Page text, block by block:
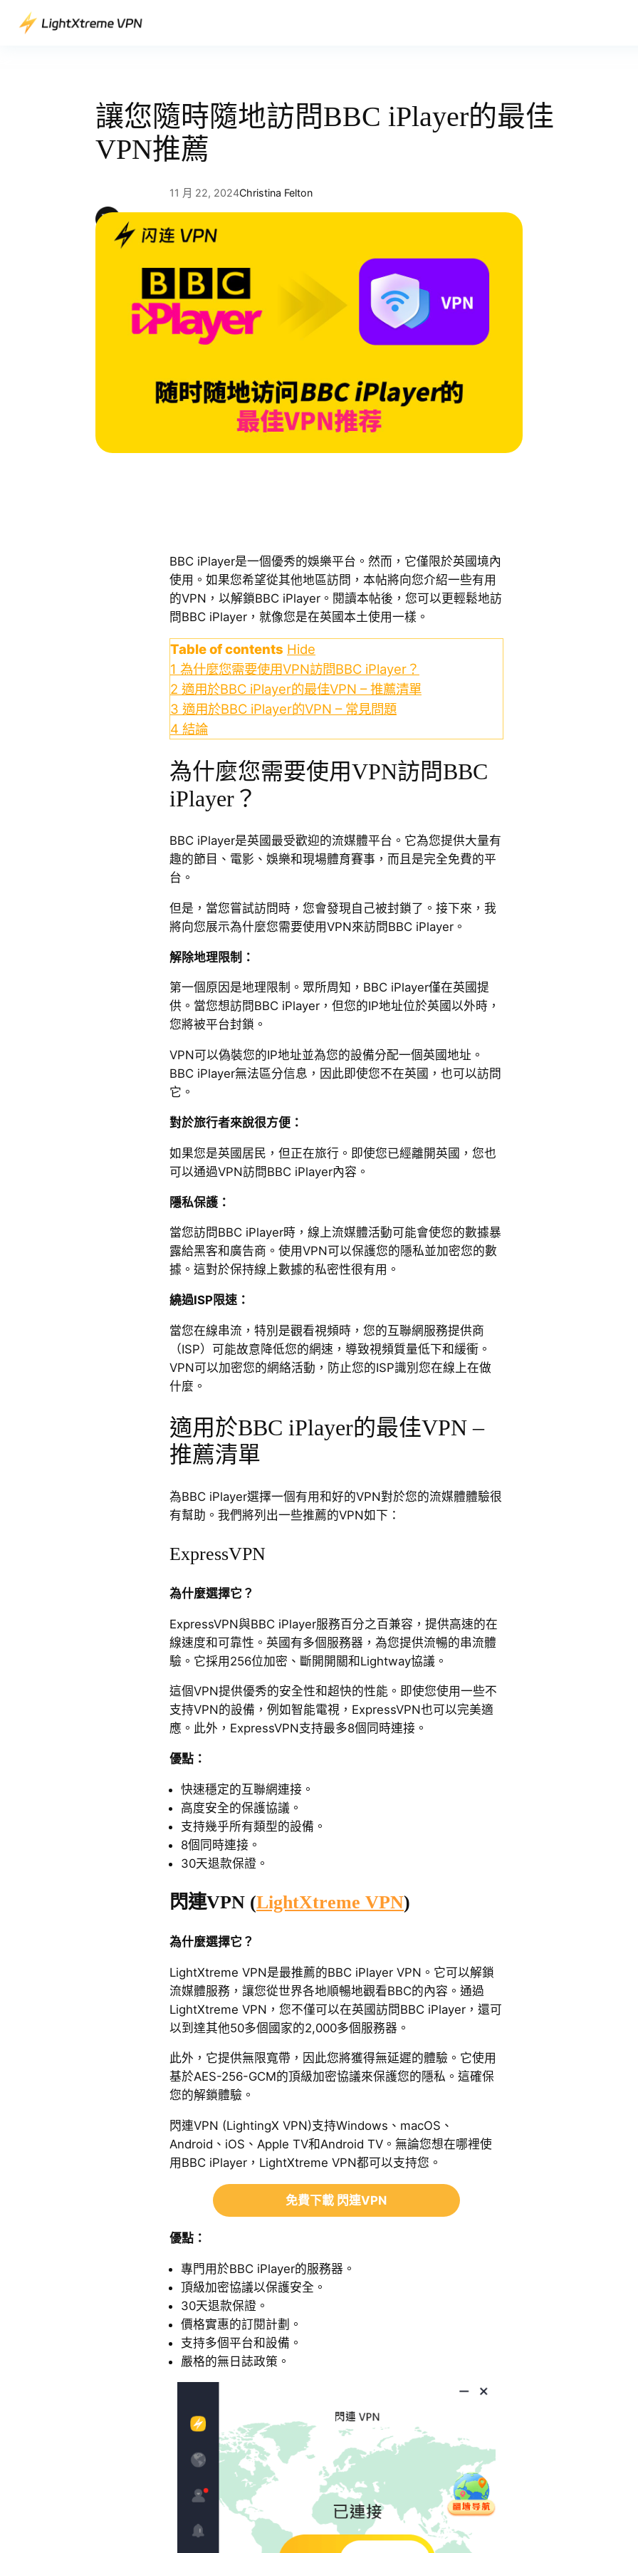
讓您隨時隨地訪問BBC iPlayer的最佳
VPN推薦
11 月 22, 2024Christina Felton
BBC iPlayer是一個優秀的娛樂平台。然而，它僅限於英國境內
使用。如果您希望從其他地區訪問，本帖將向您介紹一些有用
的VPN，以解鎖BBC iPlayer。閱讀本帖後，您可以更輕鬆地訪
問BBC iPlayer，就像您是在英國本土使用一樣。
Table of contents Hide
1 為什麼您需要使用VPN訪問BBC iPlayer？
2 適用於BBC iPlayer的最佳VPN – 推薦清單
3 適用於BBC iPlayer的VPN – 常見問題
4 結論
為什麼您需要使用VPN訪問BBC
iPlayer？
BBC iPlayer是英國最受歡迎的流媒體平台。它為您提供大量有
趣的節目、電影、娛樂和現場體育賽事，而且是完全免費的平
台。
但是，當您嘗試訪問時，您會發現自己被封鎖了。接下來，我
將向您展示為什麼您需要使用VPN來訪問BBC iPlayer。
解除地理限制：
第一個原因是地理限制。眾所周知，BBC iPlayer僅在英國提
供。當您想訪問BBC iPlayer，但您的IP地址位於英國以外時，
您將被平台封鎖。
VPN可以偽裝您的IP地址並為您的設備分配一個英國地址。
BBC iPlayer無法區分信息，因此即使您不在英國，也可以訪問
它。
對於旅行者來說很方便：
如果您是英國居民，但正在旅行。即使您已經離開英國，您也
可以通過VPN訪問BBC iPlayer內容。
隱私保護：
當您訪問BBC iPlayer時，線上流媒體活動可能會使您的數據暴
露給黑客和廣告商。使用VPN可以保護您的隱私並加密您的數
據。這對於保持線上數據的私密性很有用。
繞過ISP限速：
當您在線串流，特別是觀看視頻時，您的互聯網服務提供商
（ISP）可能故意降低您的網速，導致視頻質量低下和緩衝。
VPN可以加密您的網絡活動，防止您的ISP識別您在線上在做
什麼。
適用於BBC iPlayer的最佳VPN –
推薦清單
為BBC iPlayer選擇一個有用和好的VPN對於您的流媒體體驗很
有幫助。我們將列出一些推薦的VPN如下：
ExpressVPN
為什麼選擇它？
ExpressVPN與BBC iPlayer服務百分之百兼容，提供高速的在
線速度和可靠性。英國有多個服務器，為您提供流暢的串流體
驗。它採用256位加密、斷開開關和Lightway協議。
這個VPN提供優秀的安全性和超快的性能。即使您使用一些不
支持VPN的設備，例如智能電視，ExpressVPN也可以完美適
應。此外，ExpressVPN支持最多8個同時連接。
優點：
快速穩定的互聯網連接。
高度安全的保護協議。
支持幾乎所有類型的設備。
8個同時連接。
30天退款保證。
閃連VPN (LightXtreme VPN)
為什麼選擇它？
LightXtreme VPN是最推薦的BBC iPlayer VPN。它可以解鎖
流媒體服務，讓您從世界各地順暢地觀看BBC的內容。通過
LightXtreme VPN，您不僅可以在英國訪問BBC iPlayer，還可
以到達其他50多個國家的2,000多個服務器。
此外，它提供無限寬帶，因此您將獲得無延遲的體驗。它使用
基於AES-256-GCM的頂級加密協議來保護您的隱私。這確保
您的解鎖體驗。
閃連VPN (LightingX VPN)支持Windows、macOS、
Android、iOS、Apple TV和Android TV。無論您想在哪裡使
用BBC iPlayer，LightXtreme VPN都可以支持您。
免費下載 閃連VPN
優點：
專門用於BBC iPlayer的服務器。
頂級加密協議以保護安全。
30天退款保證。
價格實惠的訂閱計劃。
支持多個平台和設備。
嚴格的無日誌政策。